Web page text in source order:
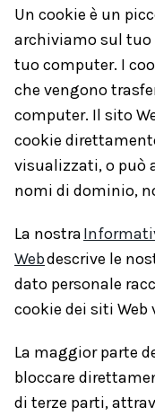
Un cookie è un
archiviamo sul tuo
tuo computer. I
che vengono
computer. Il sito
cookie
visualizzati, o può
nomi di dominio,
La nostra
Webdescrive le
dato personale
cookie dei siti
La maggior parte
bloccare
di terze parti,